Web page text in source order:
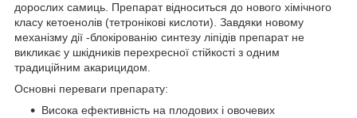
дорослих самиць. Препарат відноситься до нового хімічного
класу кетоенолів (тетронікові кислоти). Завдяки новому
механізму дії -блокірованію синтезу ліпідів препарат не
викликає у шкідників перехресної стійкості з одним
традиційним акарицидом.
Основні переваги препарату:
Висока ефективність на плодових і овочевих